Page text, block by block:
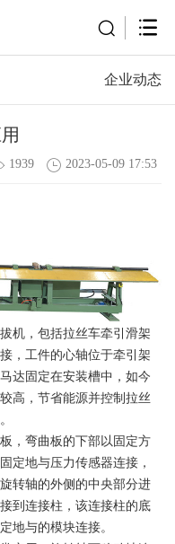
企业动态
1939 2023-05-09 17:53
，包括拉丝车牵引滑架
，工件的心轴位于牵引架
达固定在安装槽中，如今
高，节省能源并控制拉丝
弯曲板的下部以固定方
定地与压力传感器连接，
转轴的外侧的中央部分进
到连接柱，该连接柱的底
地与的模块连接。